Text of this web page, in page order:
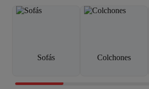
Sofás Colchones